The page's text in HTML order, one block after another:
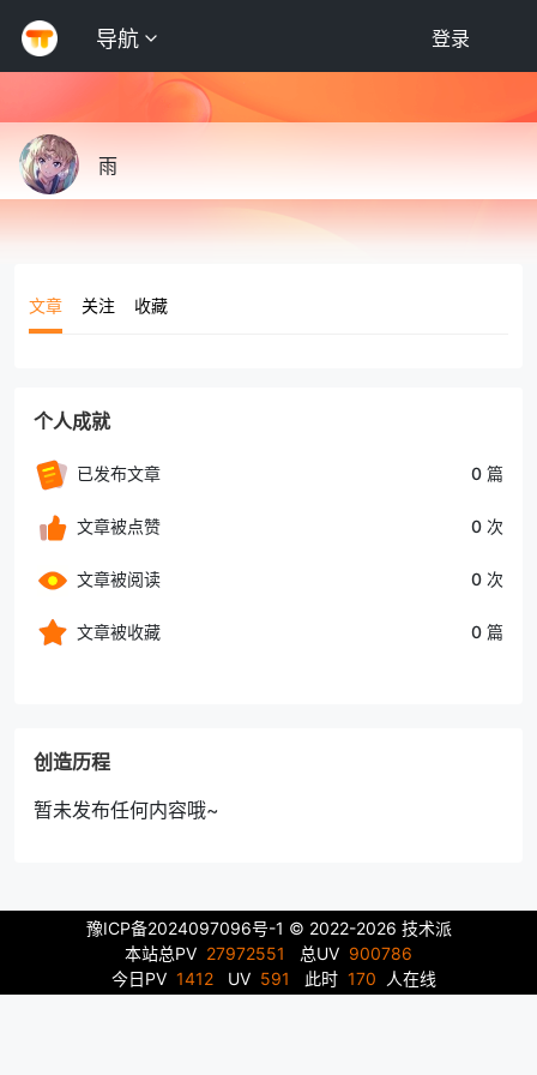
导航 登录
雨
文章 关注 收藏
个人成就
已发布文章 0 篇
文章被点赞 0 次
文章被阅读 0 次
文章被收藏 0 篇
创造历程
暂未发布任何内容哦~
豫ICP备2024097096号-1 © 2022-2026 技术派
本站总PV 27972551 总UV 900786
今日PV 1412UV 591 此时 170 人在线